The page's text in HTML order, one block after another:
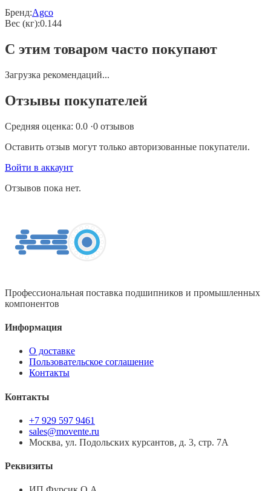
Бренд:Agco
Вес (кг):0.144
С этим товаром часто покупают
Загрузка рекомендаций...
Отзывы покупателей
Средняя оценка: 0.0 ·0 отзывов
Оставить отзыв могут только авторизованные покупатели.
Войти в аккаунт
Отзывов пока нет.
Профессиональная поставка подшипников и промышленных
компонентов
Информация
О доставке
Пользовательское соглашение
Контакты
Контакты
+7 929 597 9461
sales@movente.ru
Москва, ул. Подольских курсантов, д. 3, стр. 7А
Реквизиты